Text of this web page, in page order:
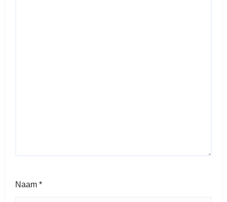
Naam *